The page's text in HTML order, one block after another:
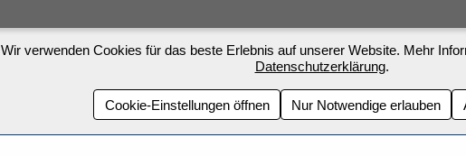
Wir verwenden Cookies für das beste Erlebnis auf unserer Website. Mehr
Datenschutzerklärung.
Cookie-Einstellungen öffnen Nur Notwendige erlauben